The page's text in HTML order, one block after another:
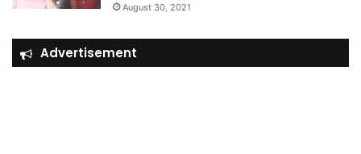
August 30, 2021
Advertisement